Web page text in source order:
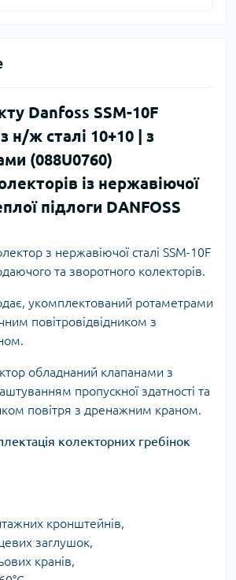
Danfoss SSM-10F
н/ж сталі 10+10 | з
(088U0760)
із нержавіючої
підлоги DANFOSS
з нержавіючої сталі SSM-10F
та зворотного колекторів.
укомплектований ротаметрами
повітровідвідником з
обладнаний клапанами з
пропускної здатності та
повітря з дренажним краном.
колекторних гребінок
кронштейнів,
заглушок,
кранів,